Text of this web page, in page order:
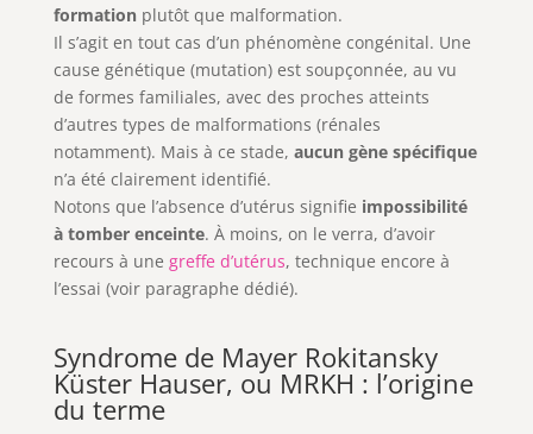
formation plutôt que malformation.
Il s’agit en tout cas d’un phénomène congénital. Une
cause génétique (mutation) est soupçonnée, au vu
de formes familiales, avec des proches atteints
d’autres types de malformations (rénales
notamment). Mais à ce stade, aucun gène spécifique
n’a été clairement identifié.
Notons que l’absence d’utérus signifie impossibilité
à tomber enceinte. À moins, on le verra, d’avoir
recours à une greffe d’utérus, technique encore à
l’essai (voir paragraphe dédié).
Syndrome de Mayer Rokitansky
Küster Hauser, ou MRKH : l’origine
du terme